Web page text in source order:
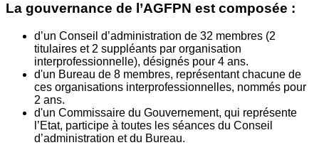
La gouvernance de l’AGFPN est composée :
d’un Conseil d’administration de 32 membres (2
titulaires et 2 suppléants par organisation
interprofessionnelle), désignés pour 4 ans.
d'un Bureau de 8 membres, représentant chacune de
ces organisations interprofessionnelles, nommés pour
2 ans.
d'un Commissaire du Gouvernement, qui représente
l’Etat, participe à toutes les séances du Conseil
d’administration et du Bureau.